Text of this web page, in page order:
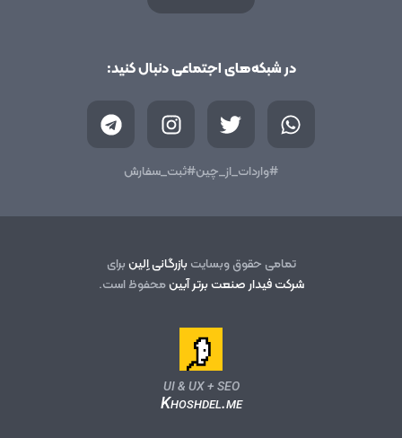
در شبکه‌های اجتماعی دنبال کنید:
W
h
a
p
T
w
t
e
I
n
t
g
a
m
T
e
r
m
#واردات_از_چین#ثبت_سفارش
تمامی حقوق وبسایت بازرگانی اِلین برای
شرکت فیدار صنعت برتر آبینمحفوظ است.
UI & UX + SEO
Khoshdel.me